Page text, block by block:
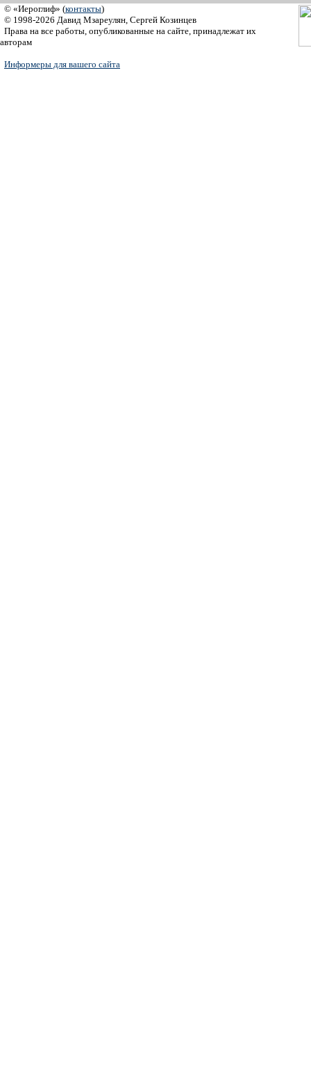
© «Иероглиф» (контакты)
© 1998-2026 Давид Мзареулян, Сергей Козинцев
Права на все работы, опубликованные на сайте, принадлежат их
авторам
Информеры для вашего сайта